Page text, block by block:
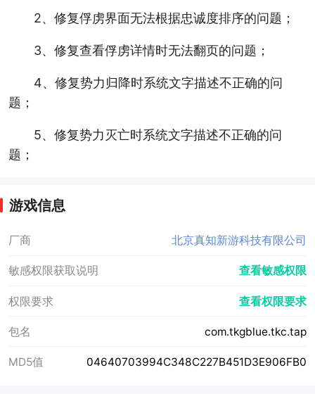
2、修复俘虏界面无法根据忠诚度排序的问题；
3、修复查看俘虏详情时无法翻页的问题；
4、修复势力归降时系统文字描述不正确的问
题；
5、修复势力灭亡时系统文字描述不正确的问
题；
游戏信息
厂商 北京真知新游科技有限公司
敏感权限获取说明 查看敏感权限
权限要求 查看权限要求
包名 com.tkgblue.tkc.tap
MD5值 04640703994C348C227B451D3E906FB0